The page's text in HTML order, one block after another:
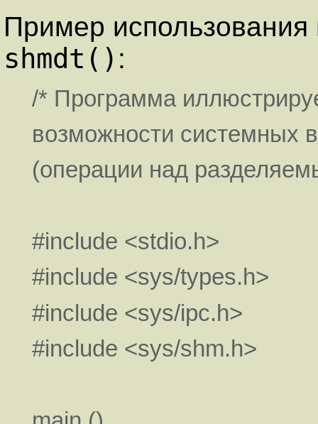
Пример
shmdt() :
/* Программа
возможности системных
(операции над
#include <stdio.h>
#include <sys/types.h>
#include <sys/ipc.h>
#include <sys/shm.h>